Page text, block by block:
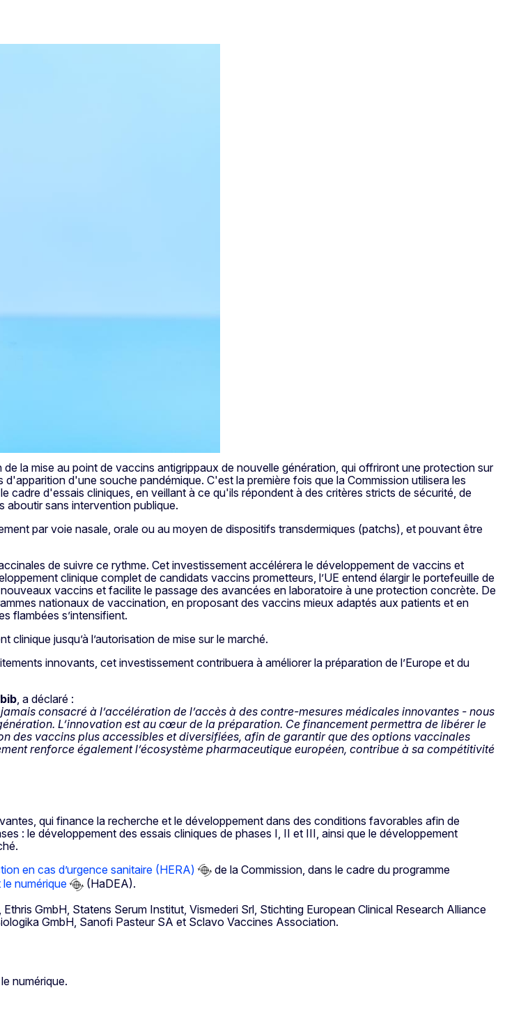
la mise au point de vaccins antigrippaux de nouvelle génération, qui offriront une protection sur
d'une souche pandémique. C'est la première fois que la Commission utilisera les
d'essais cliniques, en veillant à ce qu'ils répondent à des critères stricts de sécurité, de
sans intervention publique.
par voie nasale, orale ou au moyen de dispositifs transdermiques (patchs), et pouvant être
de suivre ce rythme. Cet investissement accélérera le développement de vaccins et
clinique complet de candidats vaccins prometteurs, l’UE entend élargir le portefeuille de
vaccins et facilite le passage des avancées en laboratoire à une protection concrète. De
nationaux de vaccination, en proposant des vaccins mieux adaptés aux patients et en
flambées s’intensifient.
jusqu’à l’autorisation de mise sur le marché.
innovants, cet investissement contribuera à améliorer la préparation de l’Europe et du
, a déclaré :
consacré à l’accélération de l’accès à des contre-mesures médicales innovantes - nous
L’innovation est au cœur de la préparation. Ce financement permettra de libérer le
des vaccins plus accessibles et diversifiées, afin de garantir que des options vaccinales
renforce également l’écosystème pharmaceutique européen, contribue à sa compétitivité
qui finance la recherche et le développement dans des conditions favorables afin de
: le développement des essais cliniques de phases I, II et III, ainsi que le développement
en cas d’urgence sanitaire (HERA)
de la Commission, dans le cadre du programme
numérique
(HaDEA).
GmbH, Statens Serum Institut, Vismederi Srl, Stichting European Clinical Research Alliance
GmbH, Sanofi Pasteur SA et Sclavo Vaccines Association.
numérique.